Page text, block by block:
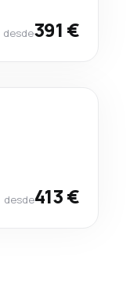
desde391 €
desde413 €